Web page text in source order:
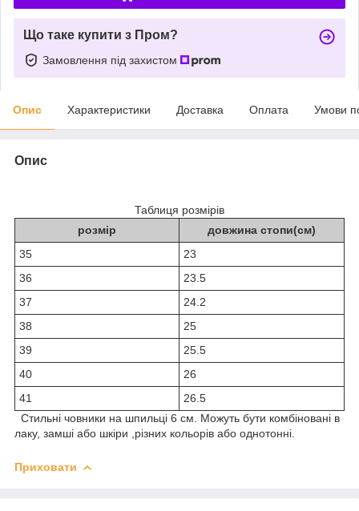
Що таке купити з Пром?
Замовлення під захистом
Опис Характеристики Доставка Оплата Умови
Опис
Таблиця розмірів
розмір
довжина стопи(см)
35
23
36
23.5
37
24.2
38
25
39
25.5
40
26
41
26.5
Стильні човники на шпильці 6 см. Можуть бути комбіновані в
лаку, замші або шкіри ,різних кольорів або однотонні.
Приховати